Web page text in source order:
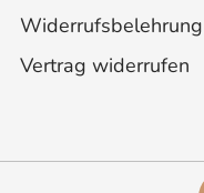
Widerrufsbelehrung
Vertrag widerrufen